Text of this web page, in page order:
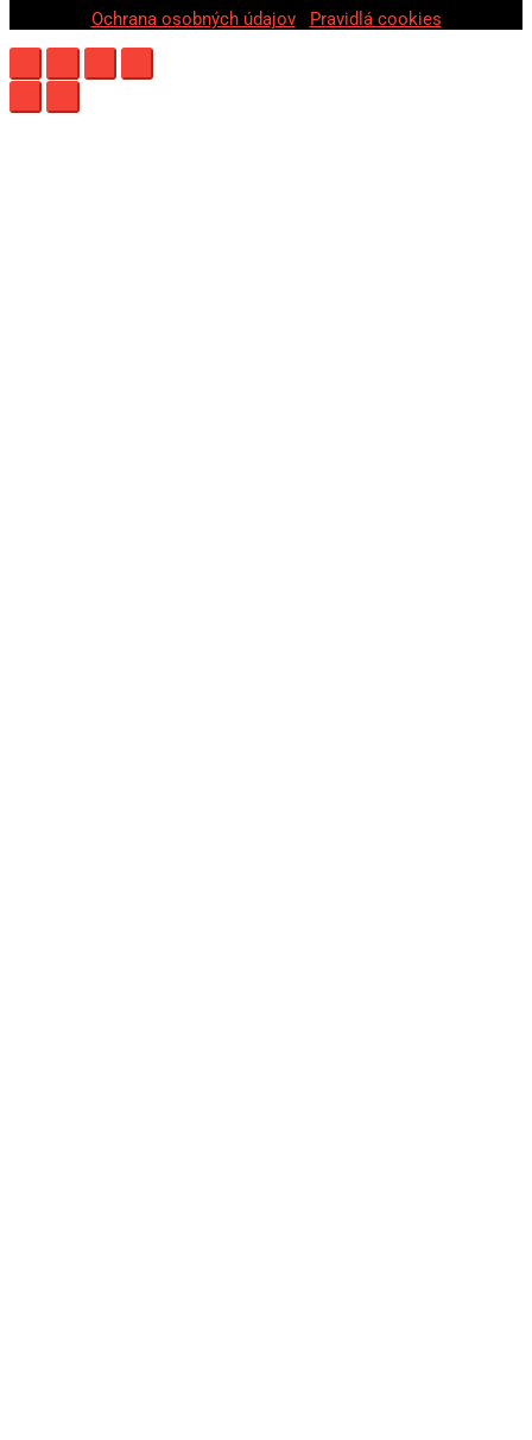
Ochrana osobných údajov| Pravidlá cookies